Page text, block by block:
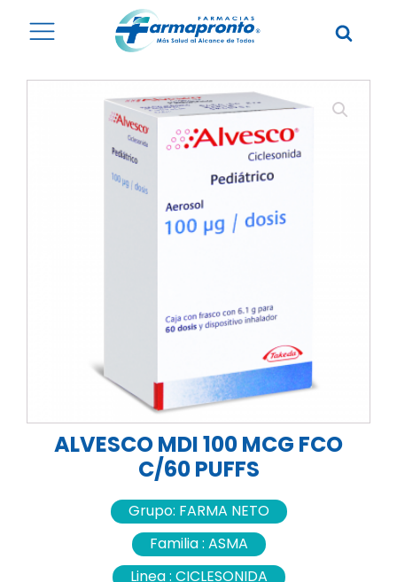
ALVESCO MDI 100 MCG FCO
C/60 PUFFS
Grupo: FARMA NETO
Familia : ASMA
Linea : CICLESONIDA